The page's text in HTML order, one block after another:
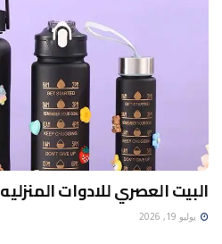
البيت العصري للادوات المنزليه
يوليو 19, 2026